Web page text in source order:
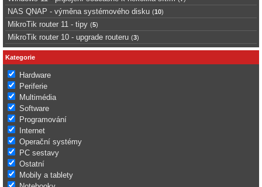
NAS QNAP - výměna systémového disku (10)
MikroTik router 11 - tipy (5)
MikroTik router 10 - upgrade routeru (3)
Kategorie
Hardware
Periferie
Multimédia
Software
Programování
Internet
Operační systémy
PC sestavy
Ostatní
Mobily a tablety